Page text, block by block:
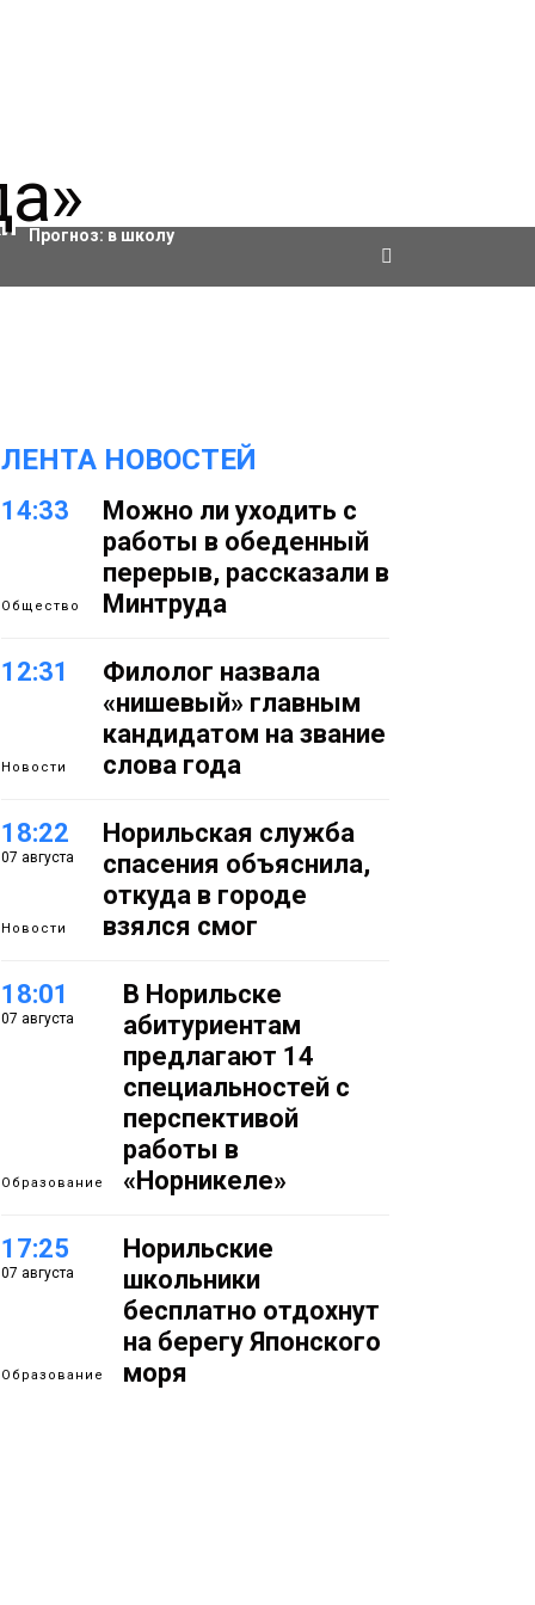
Актировки
Прогноз: в школу
ЛЕНТА НОВОСТЕЙ
14:33
Общество
Можно ли уходить с
работы в обеденный
перерыв, рассказали в
Минтруда
12:31
Новости
Филолог назвала
«нишевый» главным
кандидатом на звание
слова года
18:22
07 августа
Новости
Норильская служба
спасения объяснила,
откуда в городе
взялся смог
18:01
07 августа
Образование
В Норильске
абитуриентам
предлагают 14
специальностей с
перспективой
работы в
«Норникеле»
17:25
07 августа
Образование
Норильские
школьники
бесплатно отдохнут
на берегу Японского
моря